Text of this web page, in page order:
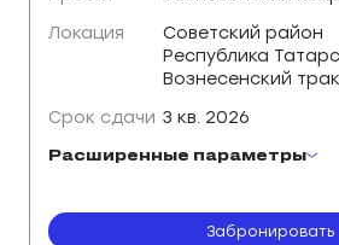
Локация
Советский район
Республика
Вознесенский
Срок сдачи 3 кв. 2026
Отделка
Черновая
Потолки 3 м
Вид на город
Расширенные параметры
Забронировать